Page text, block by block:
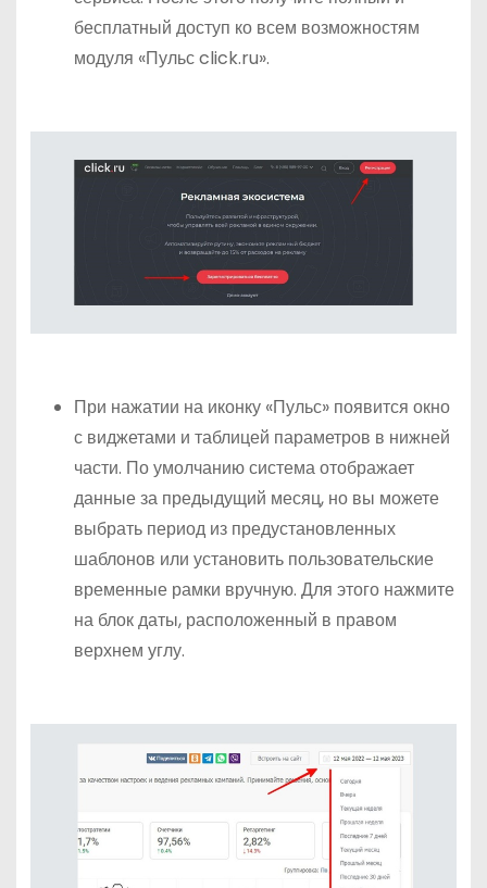
бесплатный доступ ко всем возможностям
модуля «Пульс click.ru».
При нажатии на иконку «Пульс» появится окно
с виджетами и таблицей параметров в нижней
части. По умолчанию система отображает
данные за предыдущий месяц, но вы можете
выбрать период из предустановленных
шаблонов или установить пользовательские
временные рамки вручную. Для этого нажмите
на блок даты, расположенный в правом
верхнем углу.